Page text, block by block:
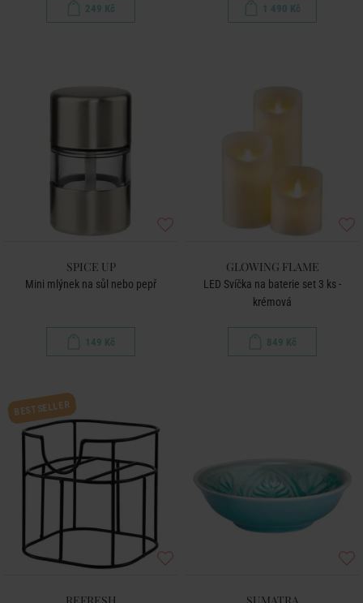
249 Kč 1 490 Kč
SPICE UP
Mini mlýnek na sůl nebo pepř
149 Kč
GLOWING FLAME
LED Svíčka na baterie set 3 ks -
krémová
849 Kč
BESTSELLER